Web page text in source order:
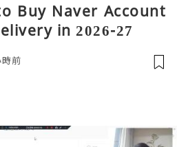
Buy Naver Account
in 2026-27
前